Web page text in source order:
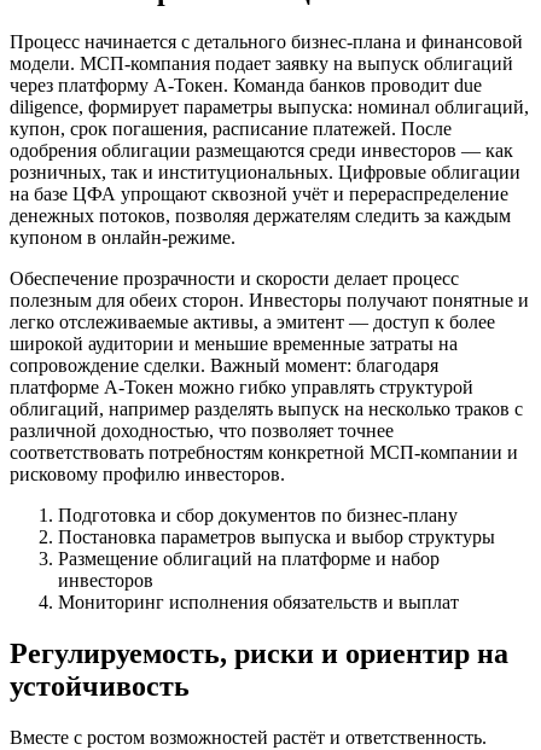
Процесс начинается с детального бизнес-плана и финансовой
модели. МСП-компания подает заявку на выпуск облигаций
через платформу А-Токен. Команда банков проводит due
diligence, формирует параметры выпуска: номинал облигаций,
купон, срок погашения, расписание платежей. После
одобрения облигации размещаются среди инвесторов — как
розничных, так и институциональных. Цифровые облигации
на базе ЦФА упрощают сквозной учёт и перераспределение
денежных потоков, позволяя держателям следить за каждым
купоном в онлайн-режиме.
Обеспечение прозрачности и скорости делает процесс
полезным для обеих сторон. Инвесторы получают понятные и
легко отслеживаемые активы, а эмитент — доступ к более
широкой аудитории и меньшие временные затраты на
сопровождение сделки. Важный момент: благодаря
платформе А-Токен можно гибко управлять структурой
облигаций, например разделять выпуск на несколько траков с
различной доходностью, что позволяет точнее
соответствовать потребностям конкретной МСП-компании и
рисковому профилю инвесторов.
Подготовка и сбор документов по бизнес-плану
Постановка параметров выпуска и выбор структуры
Размещение облигаций на платформе и набор
инвесторов
Мониторинг исполнения обязательств и выплат
Регулируемость, риски и ориентир на
устойчивость
Вместе с ростом возможностей растёт и ответственность.